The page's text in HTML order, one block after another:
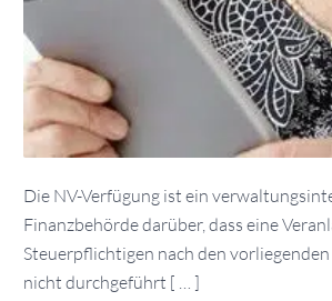
Die NV-Verfügung ist ein
Finanzbehörde darüber, dass eine
Steuerpflichtigen nach den
nicht durchgeführt [ … ]